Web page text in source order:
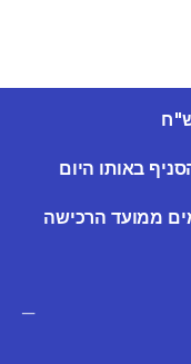
באותו היום